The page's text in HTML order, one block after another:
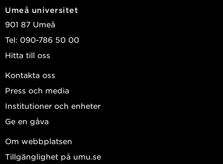
Umeå universitet
901 87 Umeå
Tel: 090-786 50 00
Hitta till oss
Kontakta oss
Press och media
Institutioner och enheter
Ge en gåva
Om webbplatsen
Tillgänglighet på umu.se